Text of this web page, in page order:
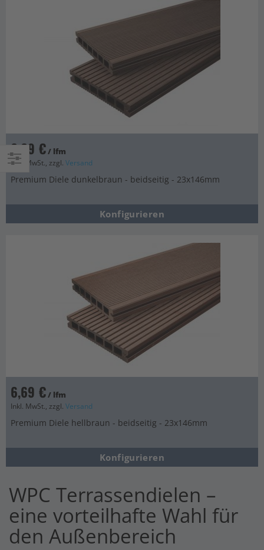
6,69 €/ lfm
Inkl. MwSt., zzgl. Versand
Premium Diele dunkelbraun - beidseitig - 23x146mm
Konfigurieren
6,69 €/ lfm
Inkl. MwSt., zzgl. Versand
Premium Diele hellbraun - beidseitig - 23x146mm
Konfigurieren
WPC Terrassendielen –
eine vorteilhafte Wahl für
den Außenbereich
Einkaufsoptionen